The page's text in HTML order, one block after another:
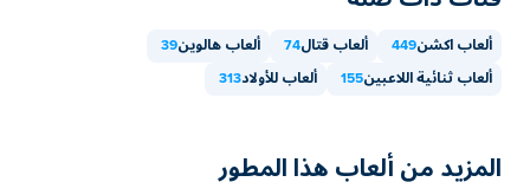
ألعاب اكشن449 ألعاب قتال74 ألعاب هالوين39
ألعاب ثنائية اللاعبين155 ألعاب للأولاد313
المزيد من ألعاب هذا المطور